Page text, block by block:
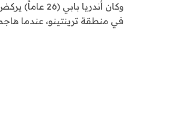
وكان أندريا
في منطقة ترينتينو، عندما